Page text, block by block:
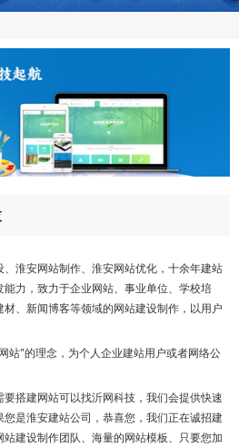
淮安网站制作、淮安网站优化，十余年建站
力，致力于企业网站、事业单位、学校培
、新闻博客等领域的网站建设制作，以用户
站"的理念，为个人企业建站用户或者网络公
搭建网站可以找沂网科技，我们会提供快速
是淮安建站公司，恭喜您，我们正在诚招建
建设制作团队、海量的网站模板、只要您加